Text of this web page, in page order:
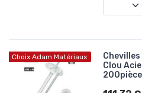
Choix Adam Matériaux
Chevilles
Clou